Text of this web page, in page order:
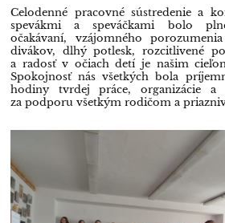
Celodenné pracovné sústredenie a
spevákmi a speváčkami bolo
očakávaní, vzájomného
divákov, dlhý potlesk, rozcitlivené
a radosť v očiach detí je našim
Spokojnosť nás všetkých bola
hodiny tvrdej práce, organizácie a
za podporu všetkým rodičom a